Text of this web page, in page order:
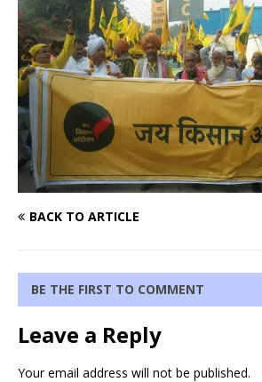
BACK TO ARTICLE
BE THE FIRST TO COMMENT
Leave a Reply
Your email address will not be published.